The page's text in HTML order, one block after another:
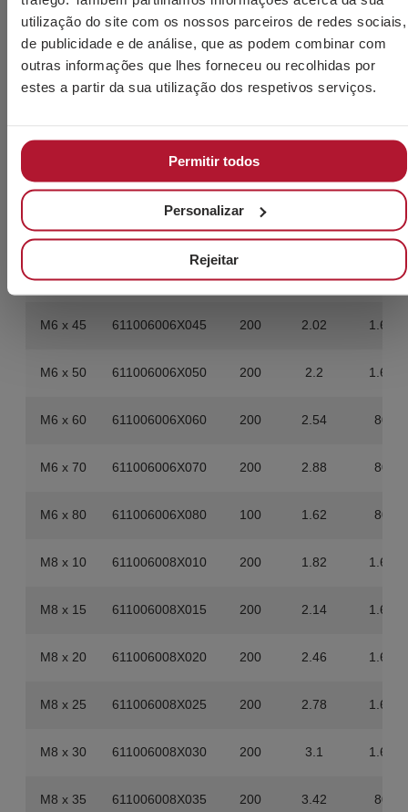
utilização do site com os nossos parceiros de redes sociais,
de publicidade e de análise, que as podem combinar com
outras informações que lhes forneceu ou recolhidas por
estes a partir da sua utilização dos respetivos serviços.
Permitir todos
Personalizar
Rejeitar
M6 x 16 611006006X016 500 2.55 4.000
M6 x 20 611006006X020 500 2.9 4.000
M6 x 30 611006006X030 400 3 3.200
M6 x 35 611006006X035 200 1.66 1.600
M6 x 40 611006006X040 200 1.84 1.600
M6 x 45 611006006X045 200 2.02 1.600
M6 x 50 611006006X050 200 2.2 1.600
M6 x 60 611006006X060 200 2.54 800
M6 x 70 611006006X070 200 2.88 800
M6 x 80 611006006X080 100 1.62 800
M8 x 10 611006008X010 200 1.82 1.600
M8 x 15 611006008X015 200 2.14 1.600
M8 x 20 611006008X020 200 2.46 1.600
M8 x 25 611006008X025 200 2.78 1.600
M8 x 30 611006008X030 200 3.1 1.600
M8 x 35 611006008X035 200 3.42 800